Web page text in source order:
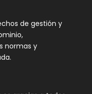
de gestión y
normas y